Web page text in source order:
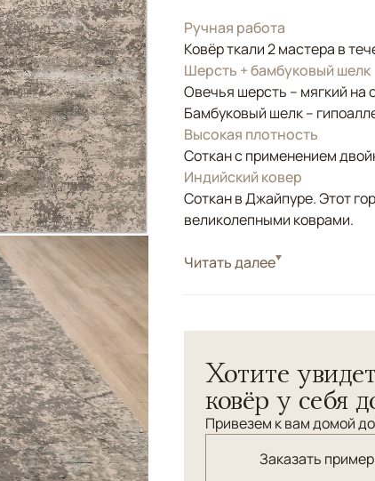
Ручная работа
Ковёр ткали 2 мастера в
Шерсть + бамбуковый шелк
Овечья шерсть – мягкий на
Бамбуковый шелк –
Высокая плотность
Соткан с применением
Индийский ковер
Соткан в Джайпуре. Этот
великолепными коврами.
СтильСовременные
Читать далее
Хотите
ковёр у себя
Привезем к вам домой
Заказать